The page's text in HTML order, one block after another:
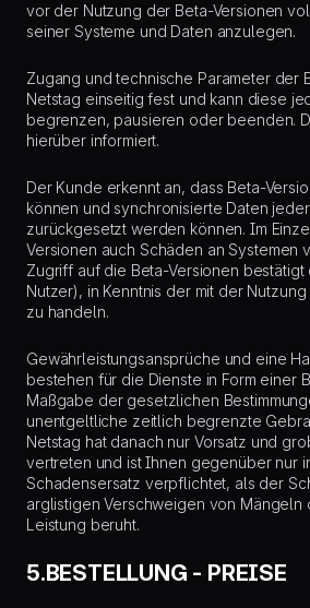
vor der Nutzung der Beta-Versionen
seiner Systeme und Daten anzulegen.
Zugang und technische Parameter der
Netstag einseitig fest und kann diese
begrenzen, pausieren oder beenden.
hierüber informiert.
Der Kunde erkennt an, dass Beta-
können und synchronisierte Daten
zurückgesetzt werden können. Im
Versionen auch Schäden an Systemen
Zugriff auf die Beta-Versionen
Nutzer), in Kenntnis der mit der
zu handeln.
Gewährleistungsansprüche und eine
bestehen für die Dienste in Form einer
Maßgabe der gesetzlichen
unentgeltliche zeitlich begrenzte
Netstag hat danach nur Vorsatz und
vertreten und ist Ihnen gegenüber nur
Schadensersatz verpflichtet, als der
arglistigen Verschweigen von Mängeln
Leistung beruht.
5.BESTELLUNG - PREISE